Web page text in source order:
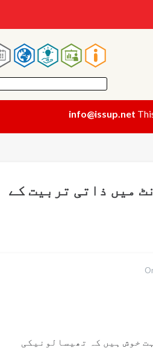
Main
navigation
info@issup.net
گلوبل ایونٹ میں ذاتی تربیت کے
خوش ہیں کہ تھیسالونیکی